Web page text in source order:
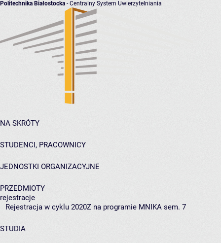
Politechnika Białostocka - Centralny System Uwierzytelniania
NA SKRÓTY
STUDENCI, PRACOWNICY
JEDNOSTKI ORGANIZACYJNE
PRZEDMIOTY
rejestracje
Rejestracja w cyklu 2020Z na programie MNIKA sem. 7
STUDIA